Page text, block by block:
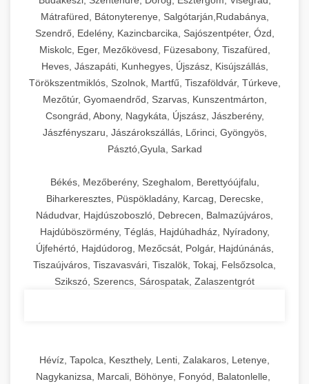
Mátrafüred, Bátonyterenye, Salgótarján,Rudabánya,
Szendrő, Edelény, Kazincbarcika, Sajószentpéter, Ózd,
Miskolc, Eger, Mezőkövesd, Füzesabony, Tiszafüred,
Heves, Jászapáti, Kunhegyes, Újszász, Kisújszállás,
Törökszentmiklós, Szolnok, Martfű, Tiszaföldvár, Túrkeve,
Mezőtúr, Gyomaendrőd, Szarvas, Kunszentmárton,
Csongrád, Abony, Nagykáta, Újszász, Jászberény,
Jászfényszaru, Jászárokszállás, Lőrinci, Gyöngyös,
Pásztó,Gyula, Sarkad
Békés, Mezőberény, Szeghalom, Berettyóújfalu,
Biharkeresztes, Püspökladány, Karcag, Derecske,
Nádudvar, Hajdúszoboszló, Debrecen, Balmazújváros,
Hajdúböszörmény, Téglás, Hajdúhadház, Nyíradony,
Újfehértó, Hajdúdorog, Mezőcsát, Polgár, Hajdúnánás,
Tiszaújváros, Tiszavasvári, Tiszalök, Tokaj, Felsőzsolca,
Szikszó, Szerencs, Sárospatak, Zalaszentgrót
Hévíz, Tapolca, Keszthely, Lenti, Zalakaros, Letenye,
Nagykanizsa, Marcali, Böhönye, Fonyód, Balatonlelle,